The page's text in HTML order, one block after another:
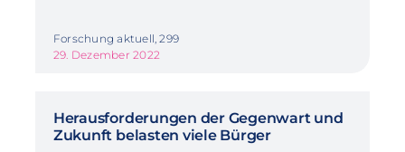
Forschung aktuell, 299
29. Dezember 2022
Herausforderungen der Gegenwart und
Zukunft belasten viele Bürger